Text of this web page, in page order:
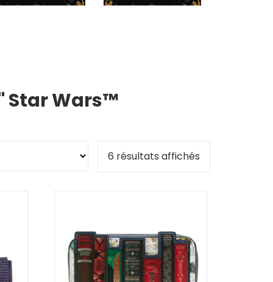
Star Wars™
6 résultats affichés